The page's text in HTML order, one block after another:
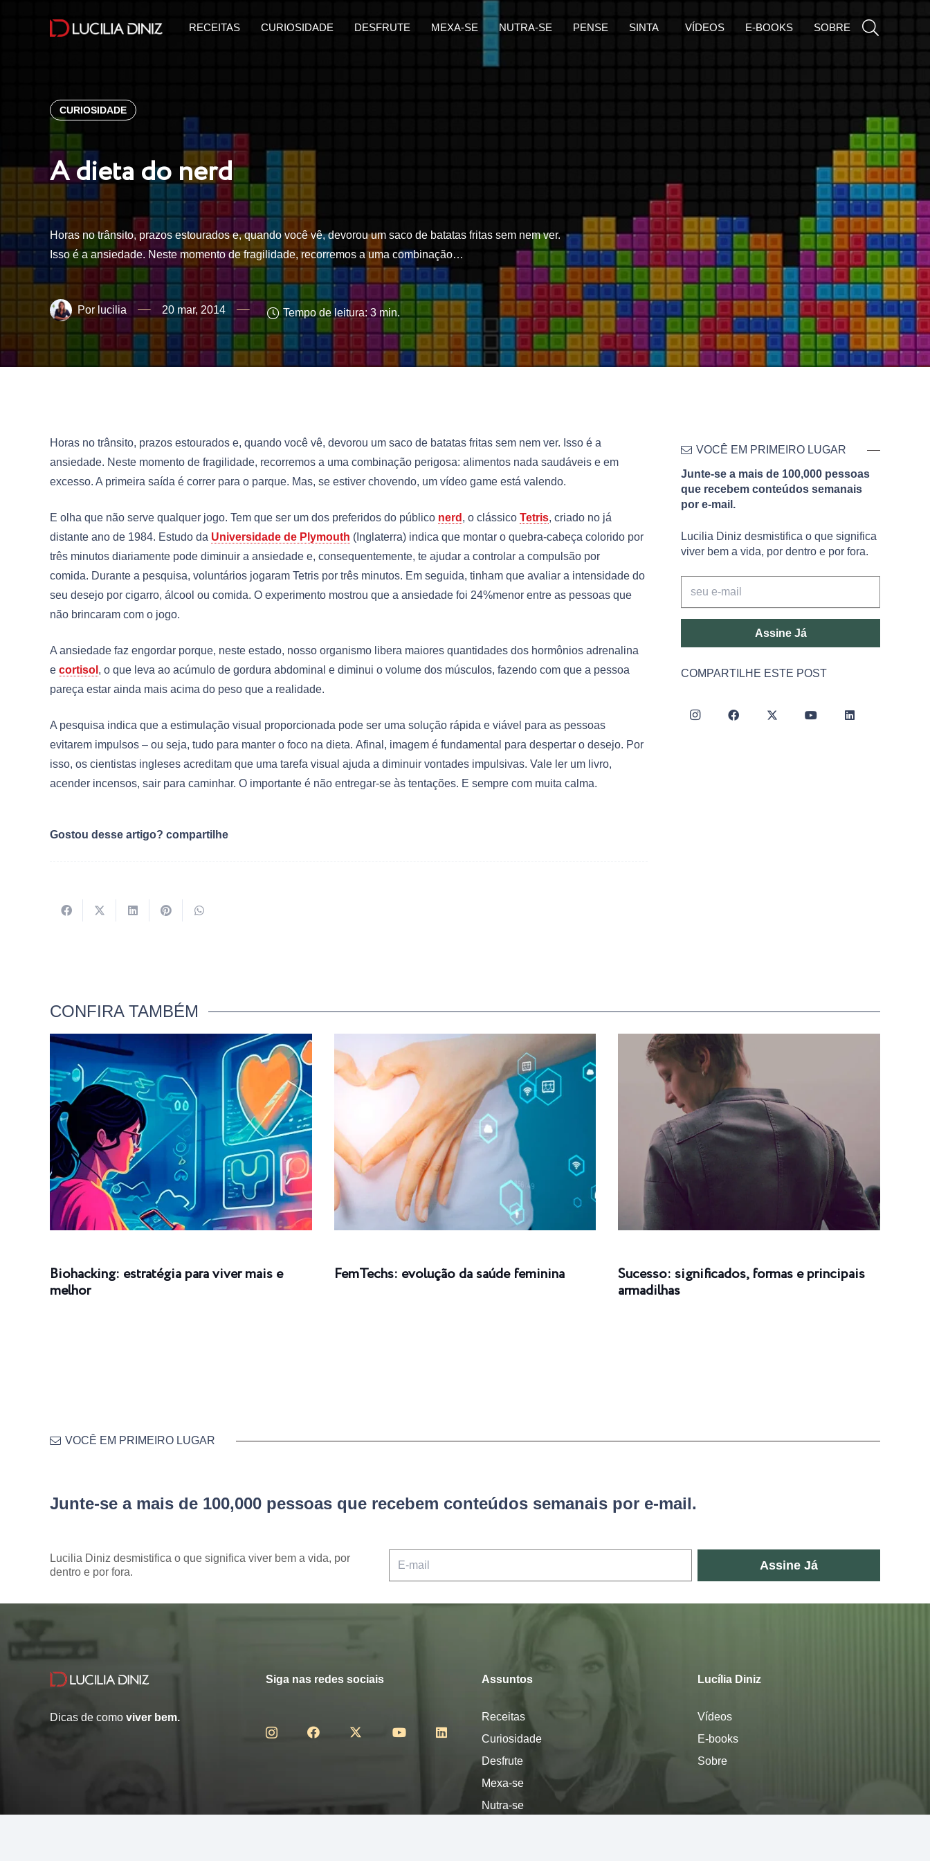
RECEITAS CURIOSIDADE DESFRUTE MEXA-SE NUTRA-SE PENSE SINTA VÍDEOS E-BOOKS SOBRE
CURIOSIDADE
A dieta do nerd
Horas no trânsito, prazos estourados e, quando você vê, devorou um saco de batatas fritas sem nem ver.
Isso é a ansiedade. Neste momento de fragilidade, recorremos a uma combinação…
lucilia 20 mar, 2014 Tempo de leitura: 3 min.
Horas no trânsito, prazos estourados e, quando você vê, devorou um saco de batatas fritas sem nem ver. Isso é a
ansiedade. Neste momento de fragilidade, recorremos a uma combinação perigosa: alimentos nada saudáveis e em
excesso. A primeira saída é correr para o parque. Mas, se estiver chovendo, um vídeo game está valendo.
E olha que não serve qualquer jogo. Tem que ser um dos preferidos do público nerd , o clássico Tetris, criado no já
distante ano de 1984. Estudo da Universidade de Plymouth (Inglaterra) indica que montar o quebra-cabeça colorido por
três minutos diariamente pode diminuir a ansiedade e, consequentemente, te ajudar a controlar a compulsão por
comida. Durante a pesquisa, voluntários jogaram Tetris por três minutos. Em seguida, tinham que avaliar a intensidade do
seu desejo por cigarro, álcool ou comida. O experimento mostrou que a ansiedade foi 24%menor entre as pessoas que
não brincaram com o jogo.
A ansiedade faz engordar porque, neste estado, nosso organismo libera maiores quantidades dos hormônios adrenalina
e cortisol , o que leva ao acúmulo de gordura abdominal e diminui o volume dos músculos, fazendo com que a pessoa
pareça estar ainda mais acima do peso que a realidade.
A pesquisa indica que a estimulação visual proporcionada pode ser uma solução rápida e viável para as pessoas
evitarem impulsos – ou seja, tudo para manter o foco na dieta. Afinal, imagem é fundamental para despertar o desejo. Por
isso, os cientistas ingleses acreditam que uma tarefa visual ajuda a diminuir vontades impulsivas. Vale ler um livro,
acender incensos, sair para caminhar. O importante é não entregar-se às tentações. E sempre com muita calma.
Gostou desse artigo? compartilhe
VOCÊ EM PRIMEIRO LUGAR
Junte-se a mais de 100,000 pessoas
que recebem conteúdos semanais
por e-mail.
Lucilia Diniz desmistifica o que significa
viver bem a vida, por dentro e por fora.
Assine Já
COMPARTILHE ESTE POST
CONFIRA TAMBÉM
Biohacking: estratégia para viver mais e
melhor
FemTechs: evolução da saúde feminina
Sucesso: significados, formas e principais
armadilhas
VOCÊ EM PRIMEIRO LUGAR
Junte-se a mais de 100,000 pessoas que recebem conteúdos semanais por e-mail.
Lucilia Diniz desmistifica o que significa viver bem a vida, por
dentro e por fora.
Assine Já
Dicas de como viver bem.
Siga nas redes sociais Assuntos
Receitas
Curiosidade
Desfrute
Mexa-se
Nutra-se
Lucília Diniz
Vídeos
E-books
Sobre